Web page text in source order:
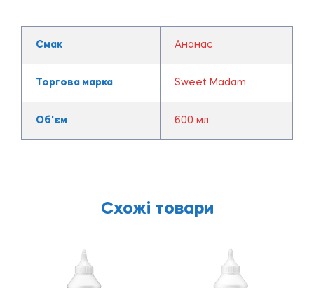
Смак Ананас
Торгова марка Sweet Madam
Об'єм 600 мл
Схожі товари